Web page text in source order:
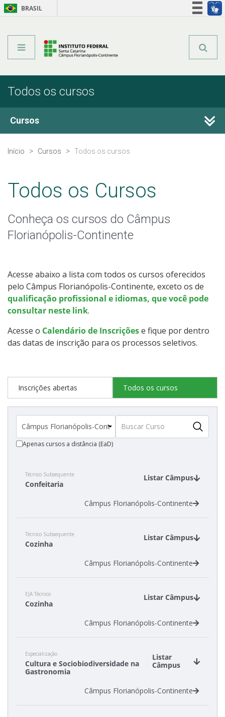
BRASIL
Todos os cursos
Cursos
Técnicos Subsequentes
Qualificação Profissional e Idiomas
Educação de Jovens e Adultos
Educação a Distância
Todos os cursos
Processo de Inscrição
Resultados Vagas Remanescentes
Como posso estudar no IFSC?
Processos Seletivos
Inscrições e acompanhamento
Orientações para Matrícula
Transferências e Retornos
Início Cursos Todos os cursos
Todos os Cursos
Conheça os cursos do Câmpus
Florianópolis-Continente
Acesse abaixo a lista com todos os cursos oferecidos
pelo Câmpus Florianópolis-Continente, exceto os de
qualificação profissional e idiomas, que você pode
consultar neste link.
Acesse o Calendário de Inscriçõese fique por dentro
das datas de inscrição para os processos seletivos.
Inscrições abertas Todos os cursos
Apenas cursos a distância (EaD)
Técnico Subsequente
Confeitaria
Listar Câmpus
Câmpus Florianópolis-Continente
Técnico Subsequente
Cozinha
Listar Câmpus
Câmpus Florianópolis-Continente
EJA Técnico
Cozinha
Listar Câmpus
Câmpus Florianópolis-Continente
Especialização
Cultura e Sociobiodiversidade na
Gastronomia
Listar
Câmpus
Câmpus Florianópolis-Continente